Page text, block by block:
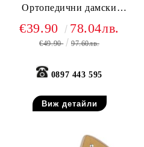
Ортопедични дамски
крак, Сини
€39.90 78.04лв.
€49.90 97.60лв.
0897 443 595
Виж детайли